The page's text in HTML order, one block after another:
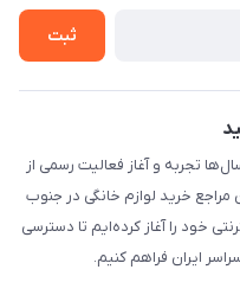
ثبت
تجربه و آغاز فعالیت رسمی از
مراجع خرید لوازم خانگی در جنوب
سال ۱۳۹۹ فعالیت اینترنتی خود را آغاز کرده‌ایم تا دسترسی
ایران فراهم کنیم.